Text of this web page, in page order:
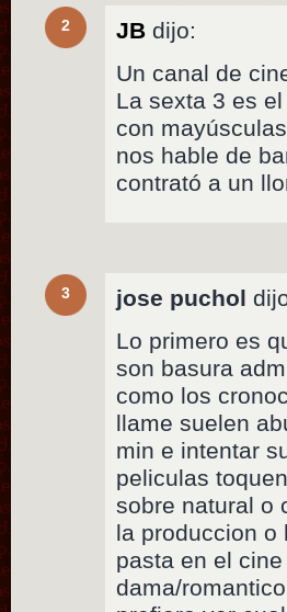
2 JB dijo:
Un canal de
La sexta 3 es
con
nos hable de
contrató a un
3 jose puchol
Lo primero es
son basura
como los
llame suelen
min e intentar
peliculas
sobre natural o
la produccion o
pasta en el
dama/